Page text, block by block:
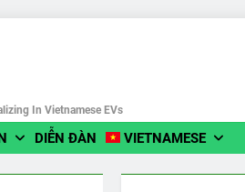
In Vietnamese EVs
DIỄN ĐÀN VIETNAMESE